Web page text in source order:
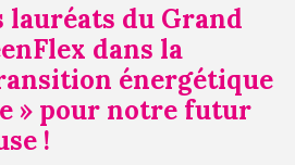
lauréats du Grand
dans la
énergétique
» pour notre futur
!